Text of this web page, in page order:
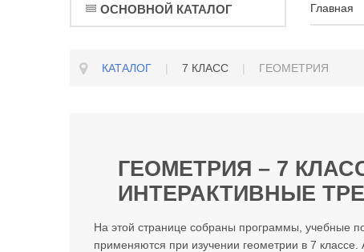
ОСНОВНОЙ КАТАЛОГ Главная
КАТАЛОГ | 7 КЛАСС | ГЕОМЕТРИЯ
ГЕОМЕТРИЯ – 7
ИНТЕРАКТИВНЫЕ
На этой странице собраны программы, учебные
применяются при изучении геометрии в 7